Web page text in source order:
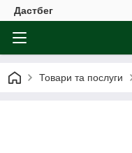
Дастбег
Товари та послуги